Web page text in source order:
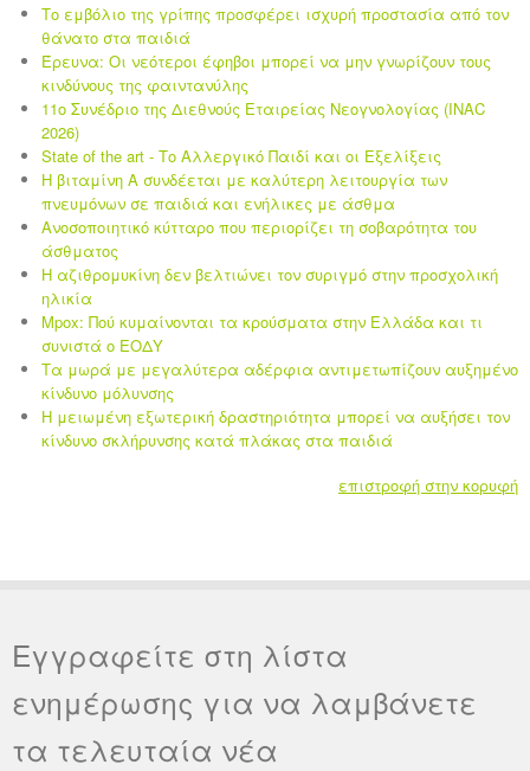
Το εμβόλιο της γρίπης προσφέρει ισχυρή προστασία από τον
θάνατο στα παιδιά
Έρευνα: Οι νεότεροι έφηβοι μπορεί να μην γνωρίζουν τους
κινδύνους της φαιντανύλης
11ο Συνέδριο της Διεθνούς Εταιρείας Νεογνολογίας (INAC
2026)
State of the art - Το Αλλεργικό Παιδί και οι Eξελίξεις
Η βιταμίνη Α συνδέεται με καλύτερη λειτουργία των
πνευμόνων σε παιδιά και ενήλικες με άσθμα
Ανοσοποιητικό κύτταρο που περιορίζει τη σοβαρότητα του
άσθματος
Η αζιθρομυκίνη δεν βελτιώνει τον συριγμό στην προσχολική
ηλικία
Mpox: Πού κυμαίνονται τα κρούσματα στην Ελλάδα και τι
συνιστά ο ΕΟΔΥ
Τα μωρά με μεγαλύτερα αδέρφια αντιμετωπίζουν αυξημένο
κίνδυνο μόλυνσης
Η μειωμένη εξωτερική δραστηριότητα μπορεί να αυξήσει τον
κίνδυνο σκλήρυνσης κατά πλάκας στα παιδιά
επιστροφή στην κορυφή
Εγγραφείτε στη λίστα
ενημέρωσης για να λαμβάνετε
τα τελευταία νέα